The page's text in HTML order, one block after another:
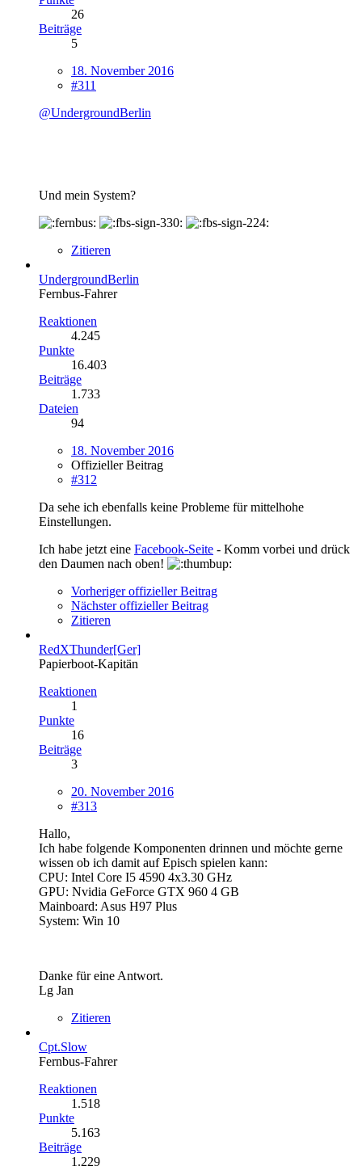
26
Beiträge
5
18. November 2016
#311
@UndergroundBerlin
Und mein System?
Zitieren
UndergroundBerlin
Fernbus-Fahrer
Reaktionen
4.245
Punkte
16.403
Beiträge
1.733
Dateien
94
18. November 2016
Offizieller Beitrag
#312
Da sehe ich ebenfalls keine Probleme für mittelhohe
Einstellungen.
Ich habe jetzt eine Facebook-Seite - Komm vorbei und drück
den Daumen nach oben!
Vorheriger offizieller Beitrag
Nächster offizieller Beitrag
Zitieren
RedXThunder[Ger]
Papierboot-Kapitän
Reaktionen
1
Punkte
16
Beiträge
3
20. November 2016
#313
Hallo,
Ich habe folgende Komponenten drinnen und möchte gerne
wissen ob ich damit auf Episch spielen kann:
CPU: Intel Core I5 4590 4x3.30 GHz
GPU: Nvidia GeForce GTX 960 4 GB
Mainboard: Asus H97 Plus
System: Win 10
Danke für eine Antwort.
Lg Jan
Zitieren
Cpt.Slow
Fernbus-Fahrer
Reaktionen
1.518
Punkte
5.163
Beiträge
1.229